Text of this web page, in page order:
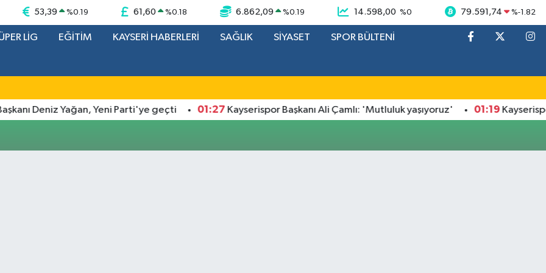
53,39 %0.19 61,60 %0.18 6.862,09 %0.19 14.598,00 %0 79.591,74 %-1.82
LİG EĞİTİM KAYSERİ HABERLERİ SAĞLIK SİYASET SPOR BÜLTENİ
Deniz Yağan, Yeni Parti'ye geçti 01:27Kayserispor Başkanı Ali Çamlı: 'Mutluluk yaşıyoruz' 01:19